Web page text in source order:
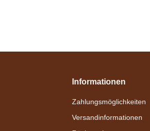
Informationen
Zahlungsmöglichkeiten
Versandinformationen